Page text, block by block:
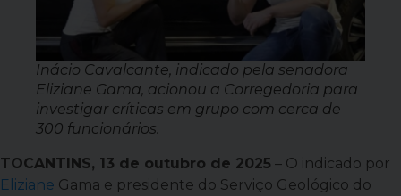
Inácio Cavalcante, indicado pela senadora
Eliziane Gama, acionou a Corregedoria para
investigar críticas em grupo com cerca de
300 funcionários.
TOCANTINS, 13 de outubro de 2025 – O indicado por
Eliziane Gama e presidente do Serviço Geológico do